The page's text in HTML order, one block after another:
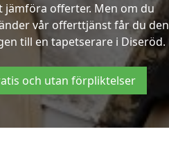
offerter. Men om du
vår offerttjänst får du den
till en tapetserare i Diseröd.
och utan förpliktelser